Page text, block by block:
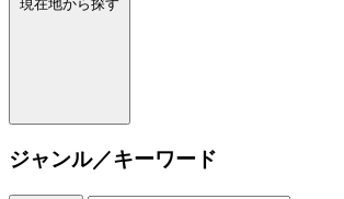
現在地から探す
ジャンル／キーワード